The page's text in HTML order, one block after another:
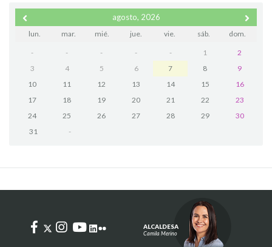
agosto, 2026
lun. mar. mié. jue. vie. sáb. dom.
- - - - - 1
2
3
4 5 6 7 8
9
10
11 12 13 14 15
16
17
18 19 20 21 22
23
24
25 26 27 28 29
30
31
-
ALCALDESA
Camila Merino